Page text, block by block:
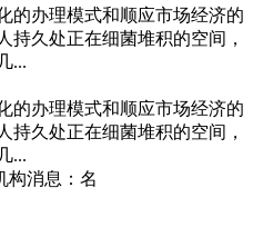
的办理模式和顺应市场经济的
持久处正在细菌堆积的空间，
...
的办理模式和顺应市场经济的
持久处正在细菌堆积的空间，
...
构消息：名